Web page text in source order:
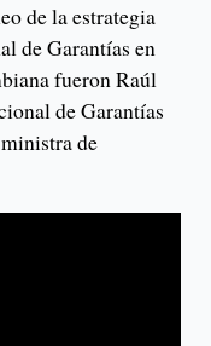
de la estrategia
de Garantías en
fueron Raúl
de Garantías
de